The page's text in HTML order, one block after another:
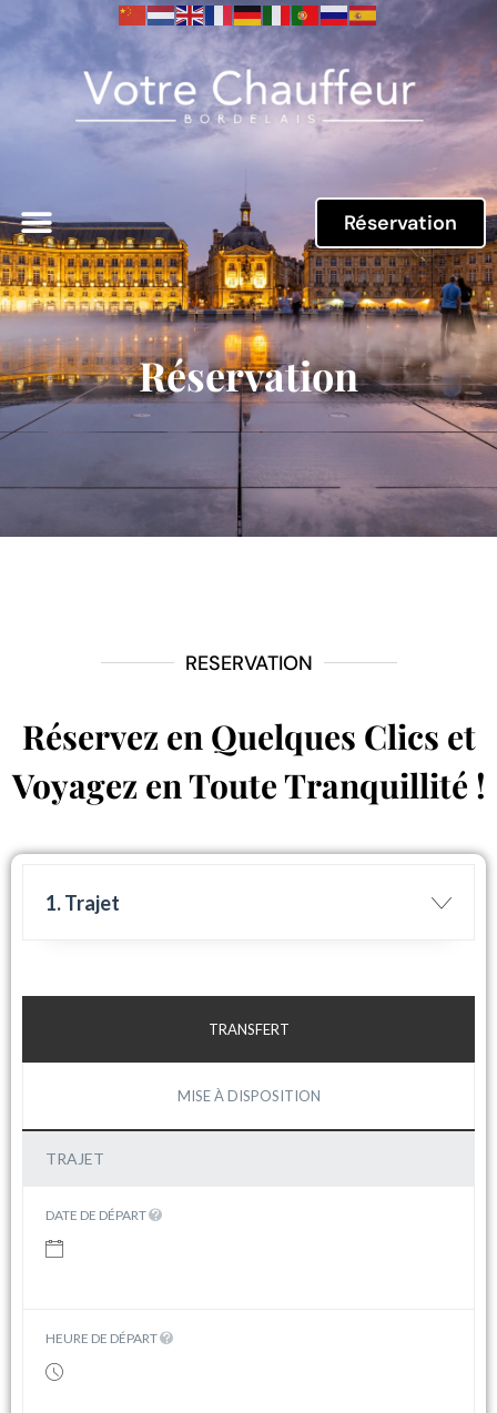
Réservation
Réservation
RESERVATION
Réservez en Quelques Clics et
Voyagez en Toute Tranquillité !
1. Trajet
TRANSFERT
MISE À DISPOSITION
TRAJET
DATE DE DÉPART
HEURE DE DÉPART